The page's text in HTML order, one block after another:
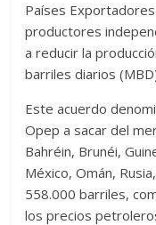
Países
productores
a reducir la
barriles diarios
Este acuerdo
Opep a sacar del
Bahréin, Brunéi,
México, Omán,
558.000 barriles,
los precios